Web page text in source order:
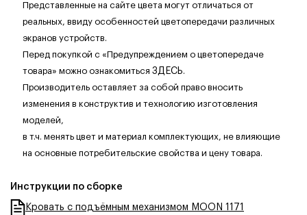
Представленные на сайте цвета могут отличаться от
реальных, ввиду особенностей цветопередачи различных
экранов устройств.
Перед покупкой с «Предупреждением о цветопередаче
товара» можно ознакомиться ЗДЕСЬ.
Производитель оставляет за собой право вносить
изменения в конструктив и технологию изготовления
моделей,
в т.ч. менять цвет и материал комплектующих, не влияющие
на основные потребительские свойства и цену товара.
Инструкции по сборке
Кровать с подъёмным механизмом MOON 1171